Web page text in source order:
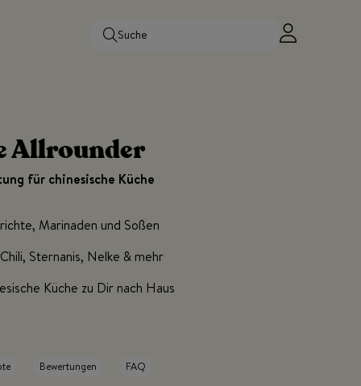
Allrounder
für chinesische Küche
Marinaden und Soßen
Sternanis, Nelke & mehr
Küche zu Dir nach Haus
Bewertungen FAQ